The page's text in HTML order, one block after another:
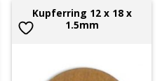
Kupferring 12 x 18 x
1.5mm